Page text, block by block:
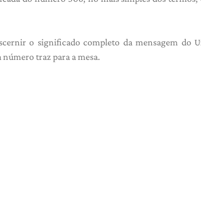
o significado completo da mensagem do
número traz para a mesa.